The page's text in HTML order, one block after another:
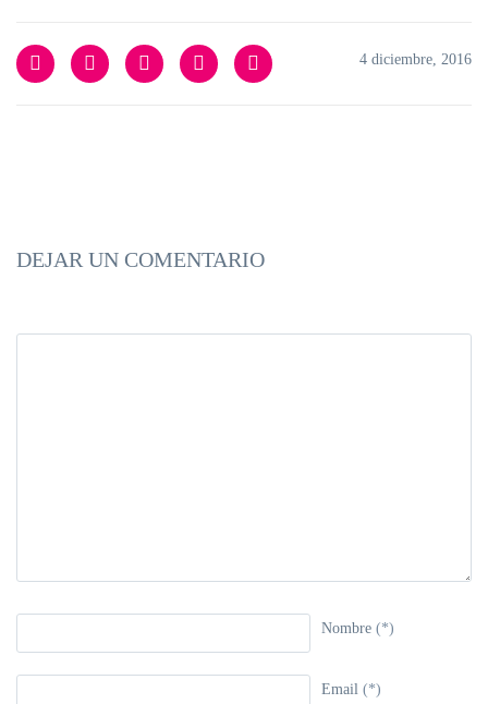
4 diciembre, 2016
DEJAR UN COMENTARIO
Nombre (*)
Email (*)